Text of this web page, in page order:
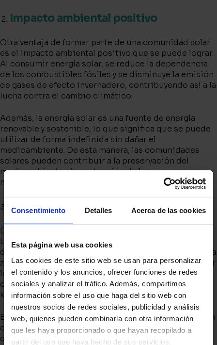
Consentimiento Detalles Acerca de las cookies
Esta página web usa cookies
Las cookies de este sitio web se usan para personalizar
el contenido y los anuncios, ofrecer funciones de redes
sociales y analizar el tráfico. Además, compartimos
información sobre el uso que haga del sitio web con
nuestros socios de redes sociales, publicidad y análisis
web, quienes pueden combinarla con otra información
que les haya proporcionado o que hayan recopilado a
partir del uso que haya hecho de sus servicios.
Impacto ambiental positivo
Otra ventaja de formar parte de una comunidad solar
es el impacto ambiental positivo que se puede lograr.
Al consumir energía solar, se reduce la dependencia
de los combustibles fósiles y se disminuye la emisión
de gases de efecto invernadero, contribuyendo así a la
lucha contra el cambio climático.
Además, la energía solar es una fuente de energía
renovable y sostenible, lo que significa que se puede
utilizar de forma indefinida sin dañar el
medioambiente. De esta manera, las comunidades
solares pueden contribuir a la preservación del
medioambiente y la protección de los recursos
naturales para las generaciones futuras.
Generación de riqueza local
Desde Barter, invertimos en instalaciones solares en
tejados que están desaprovechados y creamos
comunidades solares que redundan en la riqueza de la
zona. Además, se fomenta el consumo de energía solar
local al hacer un consumo de cercanía. Porque como
os hemos comentado, es necesario encontrarse a 2
kilómetros de la instalación.
El propietario de la cubierta recibe una renta anual en
concepto de arrendamiento de la superficie por lo
que revaloriza su inmueble puesto que tiene una